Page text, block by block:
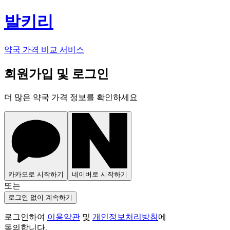
발키리
약국 가격 비교 서비스
회원가입 및 로그인
더 많은 약국 가격 정보를 확인하세요
카카오로 시작하기 네이버로 시작하기
또는
로그인 없이 계속하기
로그인하여 이용약관 및 개인정보처리방침에
동의합니다.